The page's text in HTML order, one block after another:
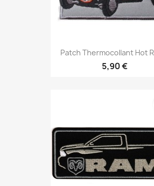
Patch Thermocollant Hot
5,90 €